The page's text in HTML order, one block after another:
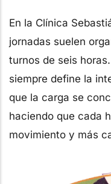
En la Clínica
jornadas suelen
turnos de seis
siempre define la
que la carga se
haciendo que cada
movimiento y más